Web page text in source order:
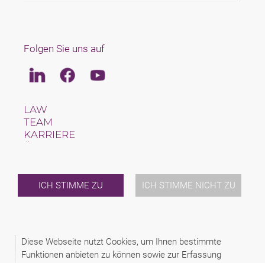
Diese Webseite nutzt Cookies, um Ihnen bestimmte
Funktionen anbieten zu können sowie zur Erfassung
ICH STIMME ZU ICH STIMME NICHT ZU
Folgen Sie uns auf
LinkedinFacebookYoutube
LAW
TEAM
KARRIERE
NEWS & JUSFUL
VERANSTALTUNGEN
KONTAKT
DISCLAIMER
DATENSCHUTZINFORMATIONEN